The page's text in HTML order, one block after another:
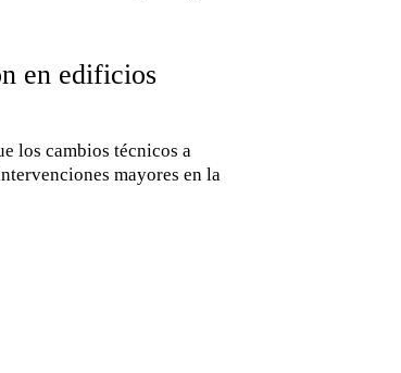
en edificios
los cambios técnicos a
mayores en la